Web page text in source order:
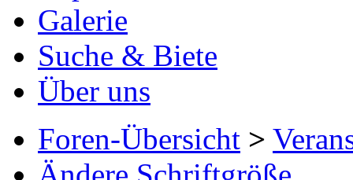
Galerie
Suche & Biete
Über uns
Foren-Übersicht >